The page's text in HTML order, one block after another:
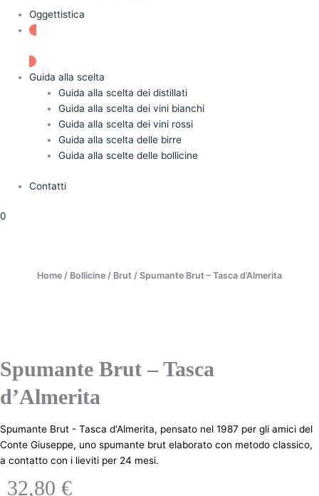
Oggettistica
Guida alla scelta
Guida alla scelta dei distillati
Guida alla scelta dei vini bianchi
Guida alla scelta dei vini rossi
Guida alla scelta delle birre
Guida alla scelte delle bollicine
Contatti
0
Home / Bollicine / Brut / Spumante Brut – Tasca d’Almerita
Spumante Brut – Tasca
d’Almerita
Spumante Brut - Tasca d'Almerita, pensato nel 1987 per gli amici del
Conte Giuseppe, uno spumante brut elaborato con metodo classico,
a contatto con i lieviti per 24 mesi.
32,80 €
Tasca